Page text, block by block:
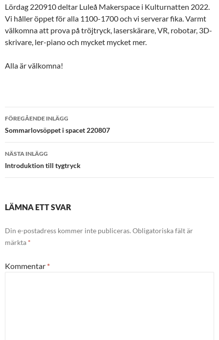
Lördag 220910 deltar Luleå Makerspace i Kulturnatten 2022.
Vi håller öppet för alla 1100-1700 och vi serverar fika. Varmt
välkomna att prova på tröjtryck, laserskärare, VR, robotar, 3D-
skrivare, ler-piano och mycket mycket mer.
Alla är välkomna!
Inläggsnavigering
FÖREGÅENDE INLÄGG
Sommarlovsöppet i spacet 220807
NÄSTA INLÄGG
Introduktion till tygtryck
LÄMNA ETT SVAR
Din e-postadress kommer inte publiceras. Obligatoriska fält är
märkta *
Kommentar *